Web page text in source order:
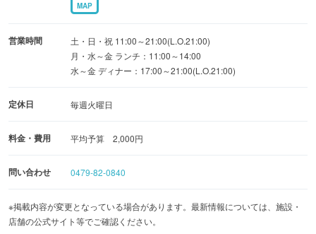
MAP
営業時間
土・日・祝 11:00～21:00(L.O.21:00)
月・水～金 ランチ：11:00～14:00
水～金 ディナー：17:00～21:00(L.O.21:00)
定休日 毎週火曜日
料金・費用 平均予算 2,000円
問い合わせ 0479-82-0840
※掲載内容が変更となっている場合があります。最新情報については、施設・
店舗の公式サイト等でご確認ください。